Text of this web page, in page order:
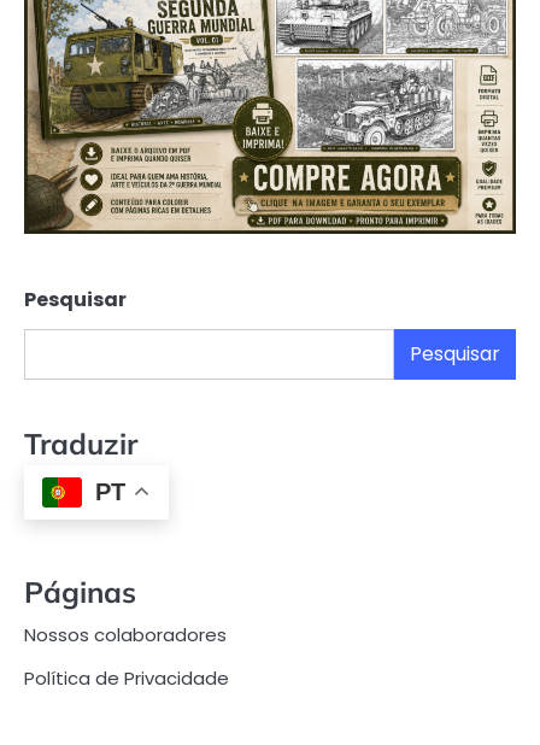
Pesquisar
Pesquisar
Traduzir
PT
Páginas
Nossos colaboradores
Política de Privacidade